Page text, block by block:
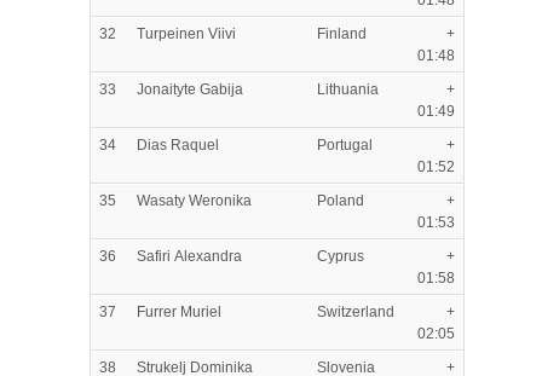
32
Turpeinen Viivi Finland
+
01:48
33
Jonaityte Gabija Lithuania
+
01:49
34
Dias Raquel Portugal
+
01:52
35
Wasaty Weronika Poland
+
01:53
36
Safiri Alexandra Cyprus
+
01:58
37
Furrer Muriel Switzerland
+
02:05
38
Strukelj Dominika Slovenia
+